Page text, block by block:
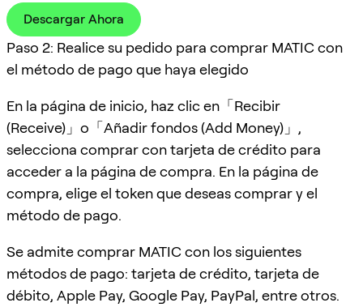
Descargar Ahora
Paso 2: Realice su pedido para comprar MATIC con
el método de pago que haya elegido
En la página de inicio, haz clic en「Recibir
(Receive)」o「Añadir fondos (Add Money)」,
selecciona comprar con tarjeta de crédito para
acceder a la página de compra. En la página de
compra, elige el token que deseas comprar y el
método de pago.
Se admite comprar MATIC con los siguientes
métodos de pago: tarjeta de crédito, tarjeta de
débito, Apple Pay, Google Pay, PayPal, entre otros.